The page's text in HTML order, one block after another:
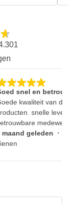
snel en
kwaliteit van de
snelle
maand geleden ·